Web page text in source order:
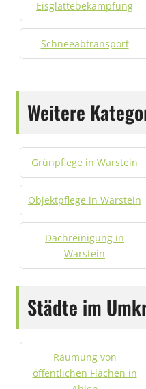
Eisglättebekämpfung
Schneeabtransport
Weitere
Grünpflege in Warstein
Objektpflege in Warstein
Dachreinigung in
Warstein
Städte im
Räumung von
öffentlichen Flächen in